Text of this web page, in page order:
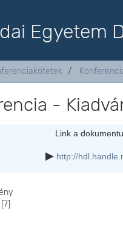
Egyetem
-
Link a
http://